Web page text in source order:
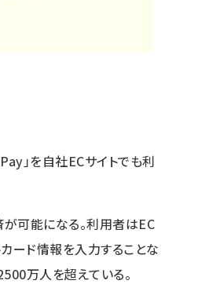
」を自社ECサイトでも利
可能になる。利用者はEC
ード情報を入力することな
万人を超えている。